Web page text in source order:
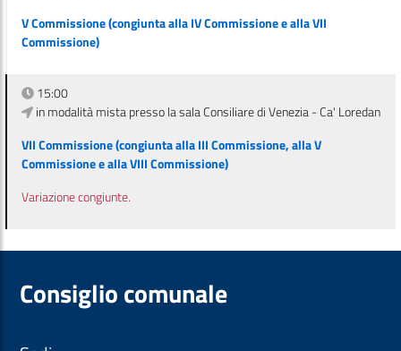
V Commissione (congiunta alla IV Commissione e alla VII
Commissione)
15:00
in modalità mista presso la sala Consiliare di Venezia - Ca' Loredan
VII Commissione (congiunta alla III Commissione, alla V
Commissione e alla VIII Commissione)
Variazione congiunte.
Consiglio comunale